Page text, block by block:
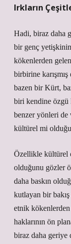
Irkların
Hadi, biraz daha
bir genç
kökenlerden
birbirine
bazen bir Kürt,
biri kendine özgü
benzer yönleri de
kültürel mi
Özellikle kültürel
olduğunu gözler
daha baskın
kutlayan bir bakış
etnik
haklarının ön
biraz daha